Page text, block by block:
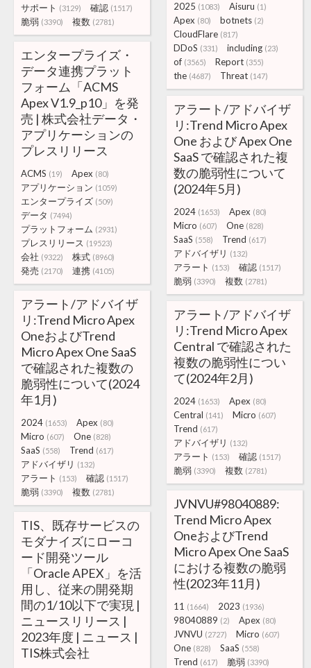
サポート (3129) 確認 (1517)
脆弱 (3390) 複数 (2781)
2025 (1083) Aisuru (1)
Apex (80) botnets (2)
CloudFlare (817)
DDoS (331) including (23)
of (3565) Report (355)
the (4687) Threat (147)
エンタープライズ・
データ連携プラット
フォーム「ACMS
Apex V1.9_p10」を発
売 | 株式会社データ・
アプリケーションの
プレスリリース
ACMS (19) Apex (80)
アプリケーション (1059)
エンタープライズ (509)
データ (7494)
プラットフォーム (2931)
プレスリリース (19523)
会社 (9322) 株式 (8960)
発売 (2170) 連携 (4105)
アラート/アドバイザ
リ:Trend Micro Apex
One および Apex One
SaaS で確認された複
数の脆弱性について
(2024年5月)
2024 (1653) Apex (80)
Micro (607) One (828)
SaaS (558) Trend (617)
アドバイザリ (132)
アラート (153) 確認 (1517)
脆弱 (3390) 複数 (2781)
アラート/アドバイザ
リ:Trend Micro Apex
OneおよびTrend
Micro Apex One SaaS
で確認された複数の
脆弱性について(2024
年1月)
2024 (1653) Apex (80)
Micro (607) One (828)
SaaS (558) Trend (617)
アドバイザリ (132)
アラート (153) 確認 (1517)
脆弱 (3390) 複数 (2781)
アラート/アドバイザ
リ:Trend Micro Apex
Central で確認された
複数の脆弱性につい
て(2024年2月)
2024 (1653) Apex (80)
Central (141) Micro (607)
Trend (617)
アドバイザリ (132)
アラート (153) 確認 (1517)
脆弱 (3390) 複数 (2781)
JVNVU#98040889:
Trend Micro Apex
OneおよびTrend
Micro Apex One SaaS
における複数の脆弱
性(2023年11月)
11 (1664) 2023 (1936)
98040889 (2) Apex (80)
JVNVU (2727) Micro (607)
One (828) SaaS (558)
Trend (617) 脆弱 (3390)
TIS、既存サービスの
モダナイズにローコ
ード開発ツール
「Oracle APEX」を活
用し、従来の開発期
間の1/10以下で実現 |
ニュースリリース |
2023年度 | ニュース |
TIS株式会社